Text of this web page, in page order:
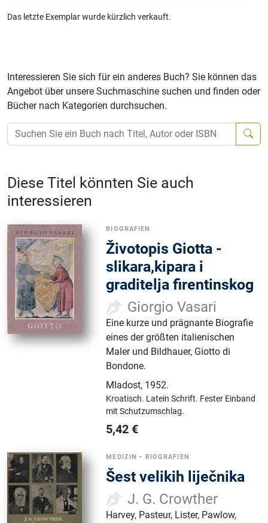
Das letzte Exemplar wurde kürzlich verkauft.
Interessieren Sie sich für ein anderes Buch? Sie können das
Angebot über unsere Suchmaschine suchen und finden oder
Bücher nach Kategorien durchsuchen.
Diese Titel könnten Sie auch
interessieren
BIOGRAFIEN
Životopis Giotta -
slikara,kipara i
graditelja firentinskog
Giorgio Vasari
Eine kurze und prägnante Biografie
eines der größten italienischen
Maler und Bildhauer, Giotto di
Bondone.
Mladost, 1952.
Kroatisch. Latein Schrift. Fester Einband
mit Schutzumschlag.
5,42 €
MEDIZIN • BIOGRAFIEN
Šest velikih liječnika
J. G. Crowther
Harvey, Pasteur, Lister, Pawlow,